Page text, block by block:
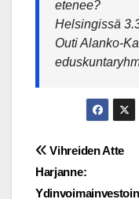
etenee?
Helsingissä
Outi Alanko-
Post
Vihreiden Atte
Harjanne: